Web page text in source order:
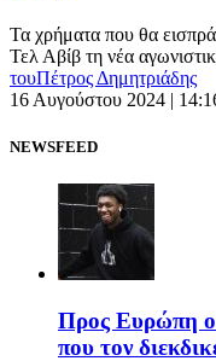
Τα χρήματα που θα
Τελ Αβίβ τη νέα
τουΠέτρος Δημητριάδης
16 Αυγούστου 2024 |
NEWSFEED
Προς Ευρώπη ο
που τον